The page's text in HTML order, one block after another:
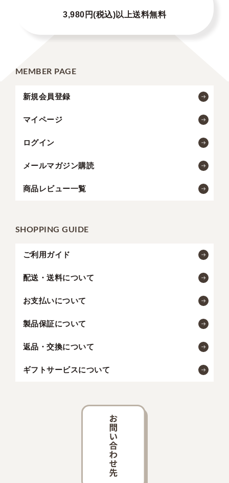
3,980円(税込)以上送料無料
MEMBER PAGE
新規会員登録
マイページ
ログイン
メールマガジン購読
商品レビュー一覧
SHOPPING GUIDE
ご利用ガイド
配送・送料について
お支払いについて
製品保証について
返品・交換について
ギフトサービスについて